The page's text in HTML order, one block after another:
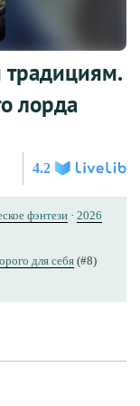
лорда
4.2
фэнтези · 2026
для себя (#8)